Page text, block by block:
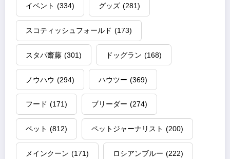
イベント (334) グッズ (281)
スコティッシュフォールド (173)
スタパ齋藤 (301) ドッグラン (168)
ノウハウ (294) ハウツー (369)
フード (171) ブリーダー (274)
ペット (812) ペットジャーナリスト (200)
メインクーン (171) ロシアンブルー (222)